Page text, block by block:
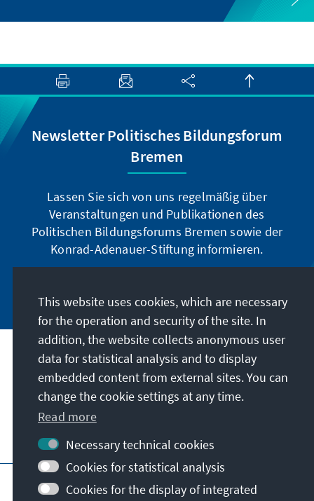
Newsletter Politisches Bildungsforum
Bremen
Lassen Sie sich von uns regelmäßig über
Veranstaltungen und Publikationen des
Politischen Bildungsforums Bremen sowie der
Konrad-Adenauer-Stiftung informieren.
Address
Contact
Visit also
Main page of KAS
Data protection
Terms of use
Declaration on accessibility
This website uses cookies, which are necessary
for the operation and security of the site. In
addition, the website collects anonymous user
data for statistical analysis and to display
embedded content from external sites. You can
change the cookie settings at any time.
Read more
Necessary technical cookies
Cookies for statistical analysis
Cookies for the display of integrated